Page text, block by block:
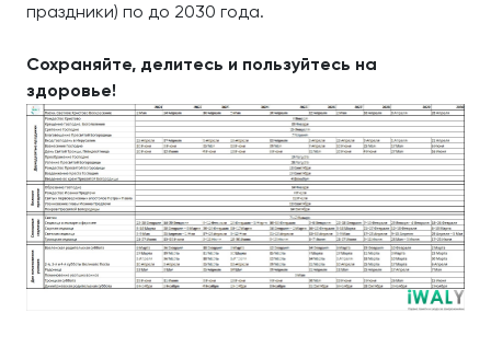
праздники) по до 2030 года.
Сохраняйте, делитесь и пользуйтесь на
здоровье!